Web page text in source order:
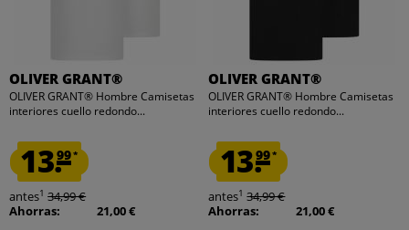
OLIVER GRANT®
OLIVER GRANT® Hombre Camisetas
interiores cuello redondo...
13.99*
antes1 34,99 €
Ahorras:
21,00 €
OLIVER GRANT®
OLIVER GRANT® Hombre Camisetas
interiores cuello redondo...
13.99*
antes1 34,99 €
Ahorras:
21,00 €